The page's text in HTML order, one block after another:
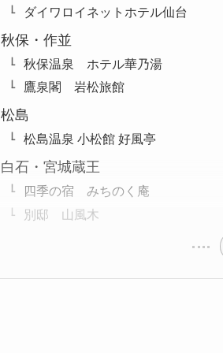
ダイワロイネットホテル仙台
秋保・作並
秋保温泉 ホテル華乃湯
鷹泉閣 岩松旅館
松島
松島温泉 小松館 好風亭
白石・宮城蔵王
四季の宿 みちのく庵
別邸 山風木